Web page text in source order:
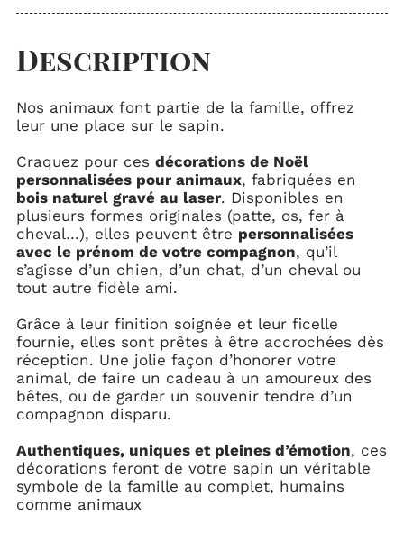
Description
Nos animaux font partie de la famille, offrez
leur une place sur le sapin.
Craquez pour ces décorations de Noël
personnalisées pour animaux, fabriquées en
bois naturel gravé au laser. Disponibles en
plusieurs formes originales (patte, os, fer à
cheval…), elles peuvent être personnalisées
avec le prénom de votre compagnon, qu’il
s’agisse d’un chien, d’un chat, d’un cheval ou
tout autre fidèle ami.
Grâce à leur finition soignée et leur ficelle
fournie, elles sont prêtes à être accrochées dès
réception. Une jolie façon d’honorer votre
animal, de faire un cadeau à un amoureux des
bêtes, ou de garder un souvenir tendre d’un
compagnon disparu.
Authentiques, uniques et pleines d’émotion, ces
décorations feront de votre sapin un véritable
symbole de la famille au complet, humains
comme animaux